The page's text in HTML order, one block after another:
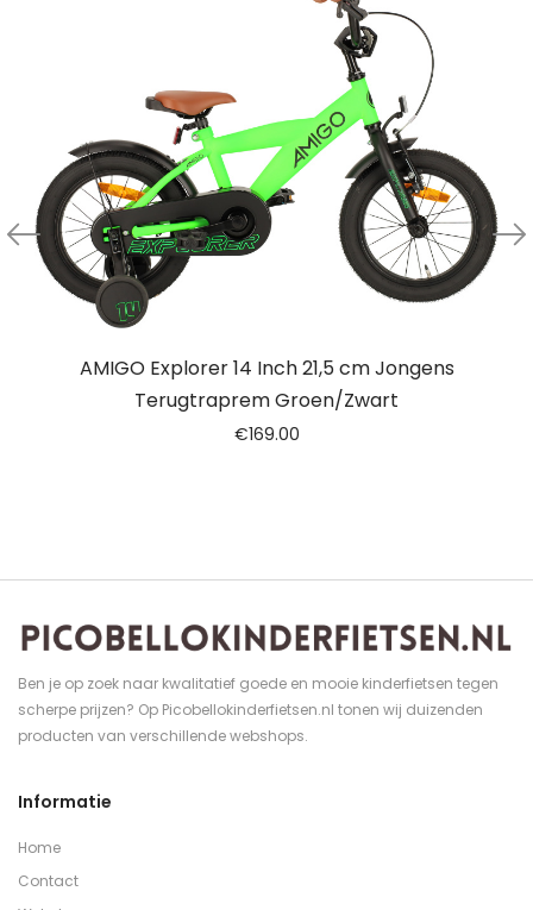
AMIGO Explorer 14 Inch 21,5 cm Jongens
Terugtraprem Groen/Zwart
€169.00
Ben je op zoek naar kwalitatief goede en mooie kinderfietsen tegen
scherpe prijzen? Op Picobellokinderfietsen.nl tonen wij duizenden
producten van verschillende webshops.
Informatie
Home
Contact